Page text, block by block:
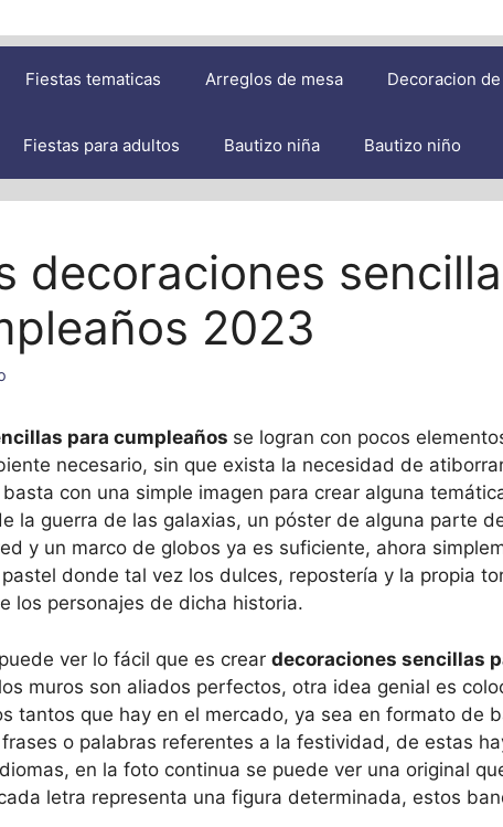
Fiestas tematicas Arreglos de mesa Decoracion
Fiestas para adultos Bautizo niña Bautizo niño
decoraciones
2023
para cumpleaños se logran con pocos
necesario, sin que exista la necesidad de
con una simple imagen para crear alguna
la guerra de las galaxias, un póster de alguna parte
y un marco de globos ya es suficiente, ahora
donde tal vez los dulces, repostería y la propia
los personajes de dicha historia.
ver lo fácil que es crear decoraciones sencillas
muros son aliados perfectos, otra idea genial es
tantos que hay en el mercado, ya sea en formato de
o palabras referentes a la festividad, de estas
en la foto continua se puede ver una original
letra representa una figura determinada, estos